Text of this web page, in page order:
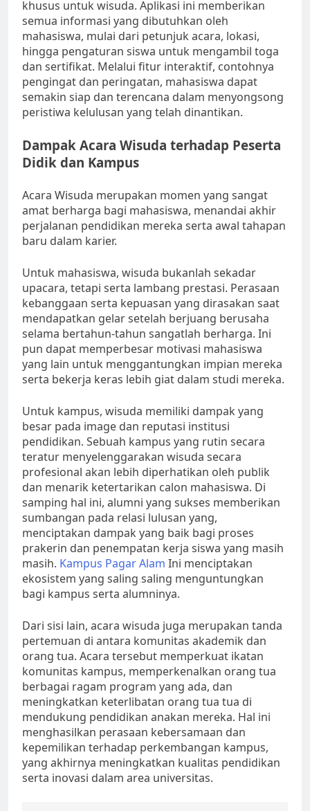
khusus untuk wisuda. Aplikasi ini memberikan
semua informasi yang dibutuhkan oleh
mahasiswa, mulai dari petunjuk acara, lokasi,
hingga pengaturan siswa untuk mengambil toga
dan sertifikat. Melalui fitur interaktif, contohnya
pengingat dan peringatan, mahasiswa dapat
semakin siap dan terencana dalam menyongsong
peristiwa kelulusan yang telah dinantikan.
Dampak Acara Wisuda terhadap Peserta
Didik dan Kampus
Acara Wisuda merupakan momen yang sangat
amat berharga bagi mahasiswa, menandai akhir
perjalanan pendidikan mereka serta awal tahapan
baru dalam karier.
Untuk mahasiswa, wisuda bukanlah sekadar
upacara, tetapi serta lambang prestasi. Perasaan
kebanggaan serta kepuasan yang dirasakan saat
mendapatkan gelar setelah berjuang berusaha
selama bertahun-tahun sangatlah berharga. Ini
pun dapat memperbesar motivasi mahasiswa
yang lain untuk menggantungkan impian mereka
serta bekerja keras lebih giat dalam studi mereka.
Untuk kampus, wisuda memiliki dampak yang
besar pada image dan reputasi institusi
pendidikan. Sebuah kampus yang rutin secara
teratur menyelenggarakan wisuda secara
profesional akan lebih diperhatikan oleh publik
dan menarik ketertarikan calon mahasiswa. Di
samping hal ini, alumni yang sukses memberikan
sumbangan pada relasi lulusan yang,
menciptakan dampak yang baik bagi proses
prakerin dan penempatan kerja siswa yang masih
masih. Kampus Pagar Alam Ini menciptakan
ekosistem yang saling saling menguntungkan
bagi kampus serta alumninya.
Dari sisi lain, acara wisuda juga merupakan tanda
pertemuan di antara komunitas akademik dan
orang tua. Acara tersebut memperkuat ikatan
komunitas kampus, memperkenalkan orang tua
berbagai ragam program yang ada, dan
meningkatkan keterlibatan orang tua tua di
mendukung pendidikan anakan mereka. Hal ini
menghasilkan perasaan kebersamaan dan
kepemilikan terhadap perkembangan kampus,
yang akhirnya meningkatkan kualitas pendidikan
serta inovasi dalam area universitas.